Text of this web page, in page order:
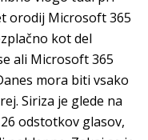
orodij Microsoft 365
kot del
ali Microsoft 365
mora biti vsako
Siriza je glede na
odstotkov glasov,